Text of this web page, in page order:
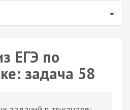
ЕГЭ по
задача 58